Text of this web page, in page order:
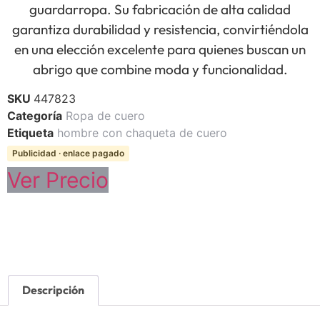
guardarropa. Su fabricación de alta calidad
garantiza durabilidad y resistencia, convirtiéndola
en una elección excelente para quienes buscan un
abrigo que combine moda y funcionalidad.
SKU 447823
Categoría Ropa de cuero
Etiqueta hombre con chaqueta de cuero
Publicidad · enlace pagado
Ver Precio
Descripción